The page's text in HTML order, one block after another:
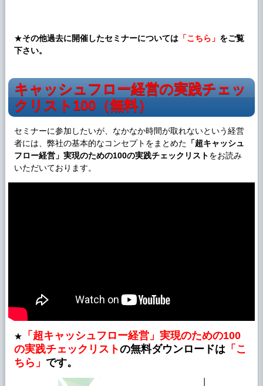
★その他過去に開催したセミナーについては「こちら」 をご覧
下さい。
キャッシュフロー経営の実践チェッ
クリスト100（無料）
セミナーに参加したいが、なかなか時間が取れないという経営
者には、弊社の基本的なコンセプトをまとめた 「超キャッシュ
フロー経営」 実現のための100の実践チェックリストをお読み
いただいております。
★
「超キャッシュフロー経営」実現のための100
の実践チェックリストの無料ダウンロードは 「こ
ちら」 です。